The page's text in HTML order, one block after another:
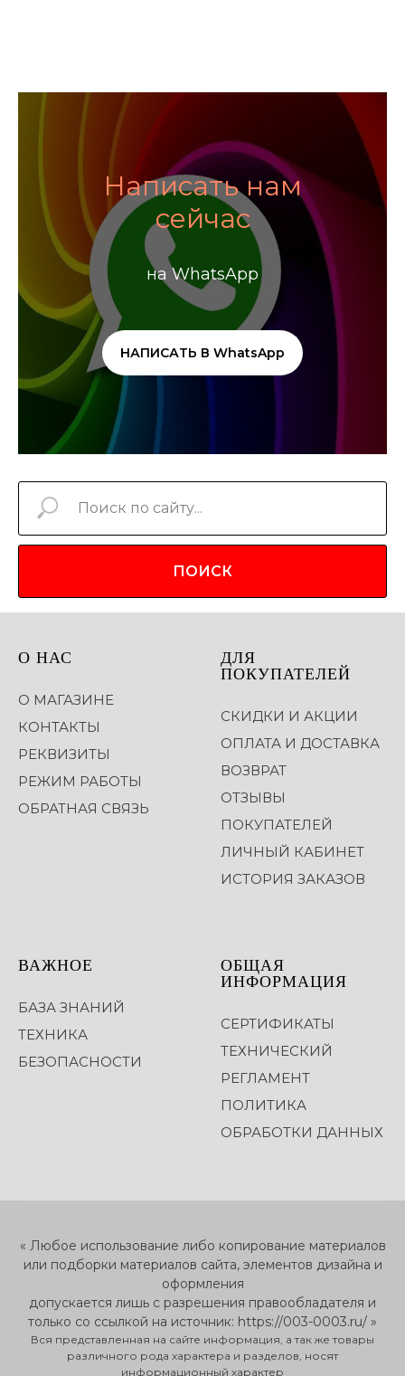
Написать нам
сейчас
на WhatsApp
НАПИСАТЬ В WhatsApp
ПОИСК
О НАС
О МАГАЗИНЕ
КОНТАКТЫ
РЕКВИЗИТЫ
РЕЖИМ РАБОТЫ
ОБРАТНАЯ СВЯЗЬ
ДЛЯ
ПОКУПАТЕЛЕЙ
СКИДКИ И АКЦИИ
ОПЛАТА И ДОСТАВКА
ВОЗВРАТ
ОТЗЫВЫ
ПОКУПАТЕЛЕЙ
ЛИЧНЫЙ КАБИНЕТ
ИСТОРИЯ ЗАКАЗОВ
ВАЖНОЕ
БАЗА ЗНАНИЙ
ТЕХНИКА
БЕЗОПАСНОСТИ
ОБЩАЯ
ИНФОРМАЦИЯ
СЕРТИФИКАТЫ
ТЕХНИЧЕСКИЙ
РЕГЛАМЕНТ
ПОЛИТИКА
ОБРАБОТКИ ДАННЫХ
« Любое использование либо копирование материалов
или подборки материалов сайта, элементов дизайна и
оформления
допускается лишь с разрешения правообладателя и
только со ссылкой на источник: https://003-0003.ru/ »
Вся представленная на сайте информация, а так же товары
различного рода характера и разделов, носят
информационный характер